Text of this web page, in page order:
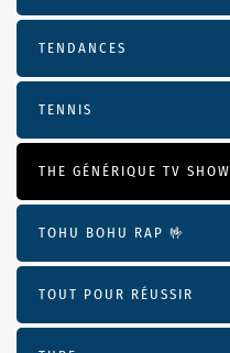
TENDANCES
TENNIS
THE GÉNÉRIQUE TV SHOW
TOHU BOHU RAP 🤟
TOUT POUR RÉUSSIR